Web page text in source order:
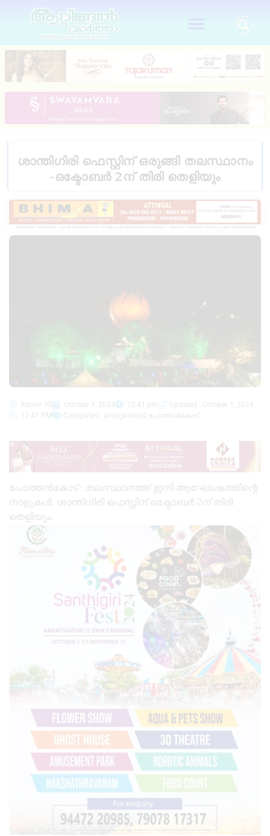
ശാന്തിഗിരി ഫെസ്റ്റിന് ഒരുങ്ങി തലസ്ഥാനം
-ഒക്ടോബർ 2ന് തിരി തെളിയും
Admin YS October 1, 2024 12:41 pm
Updated : October 1, 2024
12:41 PM
Categories : നെടുമങ്ങാട് പോത്തൻകോട്
പോത്തന്‍കോട് : തലസ്ഥാനത്ത് ഇനി ആഘോഷത്തിന്റെ
നാളുകൾ. ശാന്തിഗിരി ഫെസ്റ്റിന് ഒക്ടോബർ 2ന് തിരി
തെളിയും.